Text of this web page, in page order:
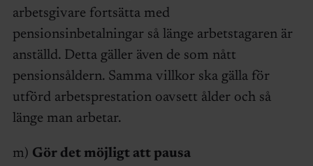
arbetsgivare fortsätta med
pensionsinbetalningar så länge arbetstagaren är
anställd. Detta gäller även de som nått
pensionsåldern. Samma villkor ska gälla för
utförd arbetsprestation oavsett ålder och så
länge man arbetar.
m) Gör det möjligt att pausa